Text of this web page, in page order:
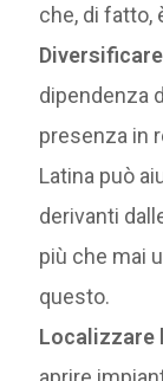
che, di fatto,
dipendenza
presenza in
Latina può
derivanti
più che mai
questo.
Localizzare